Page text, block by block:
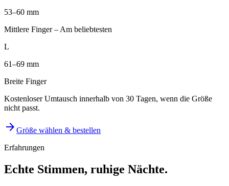
53–60 mm
Mittlere Finger – Am beliebtesten
L
61–69 mm
Breite Finger
Kostenloser Umtausch innerhalb von 30 Tagen, wenn die Größe
nicht passt.
arrow_forward Größe wählen & bestellen
Erfahrungen
Echte Stimmen, ruhige Nächte.